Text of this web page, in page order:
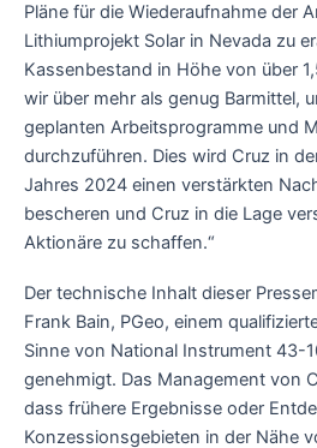
Pläne für die Wiederaufnahme der
Lithiumprojekt Solar in Nevada zu
Kassenbestand in Höhe von über
wir über mehr als genug Barmittel,
geplanten Arbeitsprogramme und
durchzuführen. Dies wird Cruz in
Jahres 2024 einen verstärkten
bescheren und Cruz in die Lage
Aktionäre zu schaffen.“
Der technische Inhalt dieser
Frank Bain, PGeo, einem
Sinne von National Instrument 43-
genehmigt. Das Management von
dass frühere Ergebnisse oder
Konzessionsgebieten in der Nähe